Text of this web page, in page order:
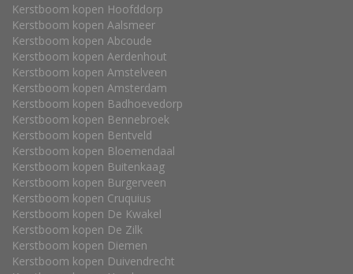
Kerstboom kopen Hoofddorp
Kerstboom kopen Aalsmeer
Kerstboom kopen Abcoude
Kerstboom kopen Aerdenhout
Kerstboom kopen Amstelveen
Kerstboom kopen Amsterdam
Kerstboom kopen Badhoevedorp
Kerstboom kopen Bennebroek
Kerstboom kopen Bentveld
Kerstboom kopen Bloemendaal
Kerstboom kopen Buitenkaag
Kerstboom kopen Burgerveen
Kerstboom kopen Cruquius
Kerstboom kopen De Kwakel
Kerstboom kopen De Zilk
Kerstboom kopen Diemen
Kerstboom kopen Duivendrecht